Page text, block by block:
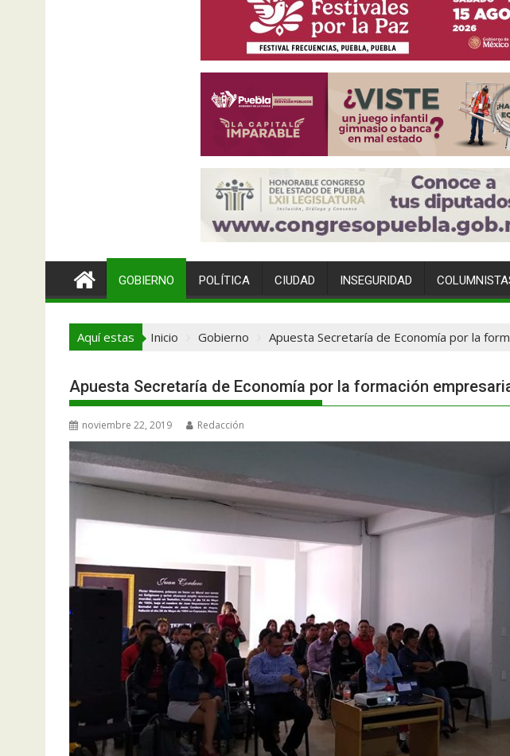
GOBIERNO POLÍTICA CIUDAD INSEGURIDAD
Aquí estas Inicio Gobierno Apuesta Secretaría de Economía por la
Apuesta Secretaría de Economía por la formación
noviembre 22, 2019 Redacción